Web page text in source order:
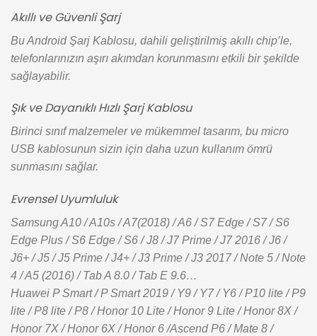
Akıllı ve Güvenli Şarj
Bu Android Şarj Kablosu, dahili geliştirilmiş akıllı chip’le,
telefonlarınızın aşırı akımdan korunmasını etkili bir şekilde
sağlayabilir.
Şık ve Dayanıklı Hızlı Şarj Kablosu
Birinci sınıf malzemeler ve mükemmel tasarım, bu micro
USB kablosunun sizin için daha uzun kullanım ömrü
sunmasını sağlar.
Evrensel Uyumluluk
Samsung A10 / A10s / A7(2018) / A6 / S7 Edge / S7 / S6
Edge Plus / S6 Edge / S6 / J8 / J7 Prime / J7 2016 / J6 /
J6+ / J5 / J5 Prime / J4+ / J3 Prime / J3 2017 / Note 5 / Note
4 / A5 (2016) / Tab A 8.0 / Tab E 9.6…
Huawei P Smart / P Smart 2019 / Y9 / Y7 / Y6 / P10 lite / P9
lite / P8 lite / P8 / Honor 10 Lite / Honor 9 Lite / Honor 8X /
Honor 7X / Honor 6X / Honor 6 /Ascend P6 / Mate 8 /